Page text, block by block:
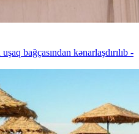
bağçasından kənarlaşdırılıb -